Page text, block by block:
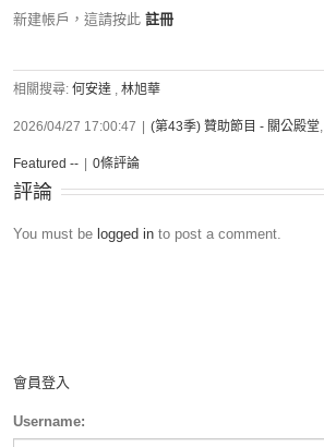
新建帳戶，這請按此 註冊
相關搜尋: 何安達 , 林旭華
2026/04/27 17:00:47 (第43季) 贊助節目 - 關公殿堂,
Featured -- 0條評論
評論
You must be logged in to post a comment.
會員登入
Username: